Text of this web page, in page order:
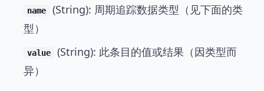
name
(String): 周期追踪数据类型（见下面的类
型）
value
(String): 此条目的值或结果（因类型而
异）